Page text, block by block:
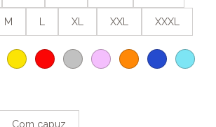
M L XL XXL XXXL
Com capuz